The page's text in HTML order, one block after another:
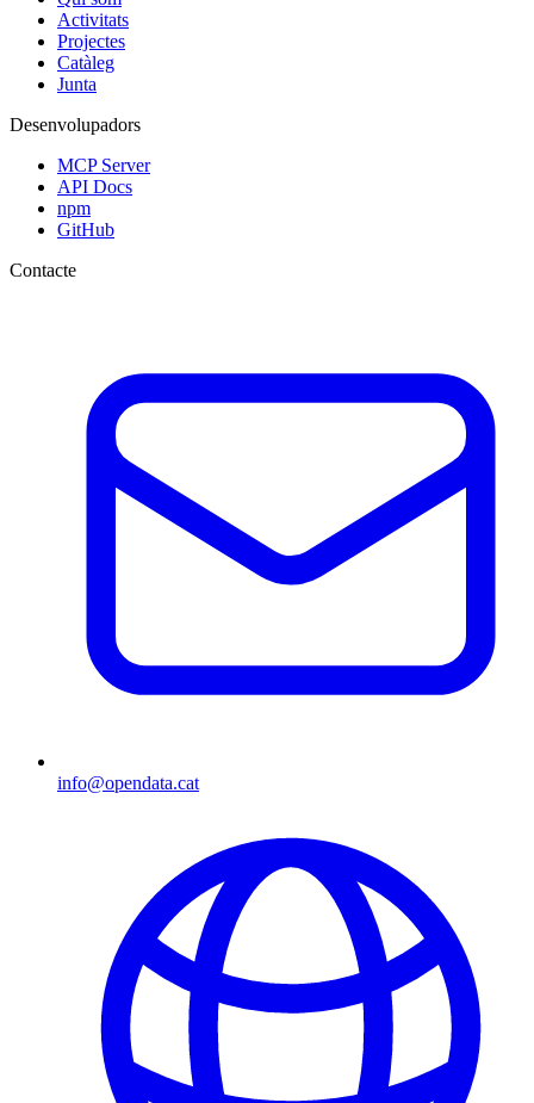
Activitats
Projectes
Catàleg
Junta
Desenvolupadors
MCP Server
API Docs
npm
GitHub
Contacte
info@opendata.cat